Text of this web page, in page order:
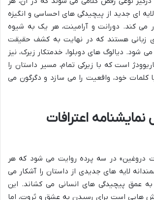
ای جدید از پیچیدگی های احساسی و انگیزه
می کند. دورانت و آرامینت، هر یک به شیوه
زبانی هستند که در نهایت به کشف حقیقت
شود. دیالوگ های دوبلوا، خدمتکار زیرک، نیز
است که با زیرکی تمام، مسیر داستان را
کلمات خود، واقعیت را می سازد و دگرگون می
اعترافات
دروغین» در سه پرده روایت می شود که هر
لایه های جدیدی از داستان را آشکار می
به عمق پیچیدگی های انسانی می کشاند. این
هایی است برای رسیدن به عشق و ثروت، اما